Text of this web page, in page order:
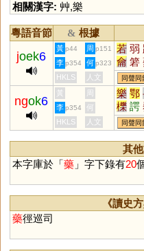
相關漢字: 艸,樂
粵語音節 & 根據
joek6
黃 p44 周 p151 若 弱
龠 箬
禴 蘥
汋 篛
李 p354 何 p323
HKLS 人文 同聲同
ngok6
黃 周 樂 鄂
櫟 諤
櫮 崿
李 p354
何
HKLS
人文 同聲同
其
本字庫於「藥」字下錄有20
《讀史
藥徑巡司